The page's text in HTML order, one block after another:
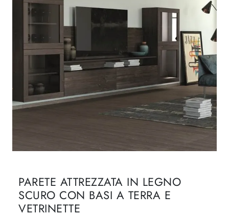
PARETE ATTREZZATA IN LEGNO
SCURO CON BASI A TERRA E
VETRINETTE